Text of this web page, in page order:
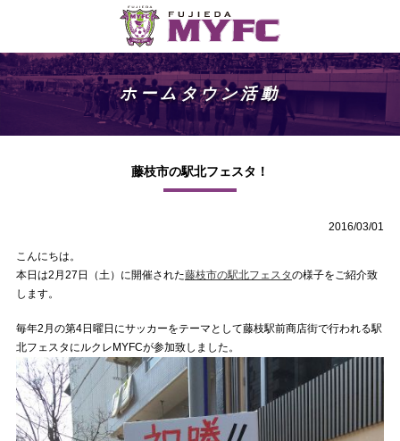
ホームタウン活動
藤枝市の駅北フェスタ！
2016/03/01
こんにちは。
本日は2月27日（土）に開催された藤枝市の駅北フェスタの様子をご紹介致
します。
毎年2月の第4日曜日にサッカーをテーマとして藤枝駅前商店街で行われる駅
北フェスタにルクレMYFCが参加致しました。